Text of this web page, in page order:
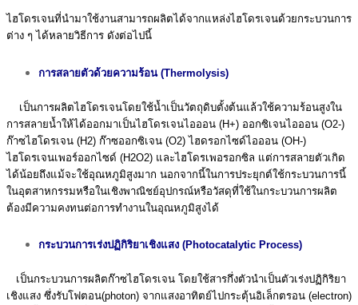
ไฮโดรเจนที่นำมาใช้งานสามารถผลิตได้จากแหล่งไฮโดรเจนด้วยกระบวนการ
ต่าง ๆ ได้หลายวิธีการ ดังต่อไปนี้
การสลายตัวด้วยความร้อน (Thermolysis)
เป็นการผลิตไฮโดรเจนโดยใช้น้ำเป็นวัตถุดิบตั้งต้นแล้วใช้ความร้อนสูงใน
การสลายน้ำให้ได้ออกมาเป็นไฮโดรเจนไอออน (H+) ออกซิเจนไอออน (O2-)
ก๊าซไฮโดรเจน (H2) ก๊าซออกซิเจน (O2) ไฮดรอกไซด์ไอออน (OH-)
ไฮโดรเจนเพอร์ออกไซด์ (H2O2) และไฮโดรเพอรอกซิล แต่การสลายตัวเกิด
ได้น้อยถึงแม้จะใช้อุณหภูมิสูงมาก นอกจากนี้ในการประยุกต์ใช้กระบวนการนี้
ในอุตสาหกรรมหรือในเชิงพาณิชย์อุปกรณ์หรือวัสดุที่ใช้ในกระบวนการผลิต
ต้องมีความคงทนต่อการทำงานในอุณหภูมิสูงได้
กระบวนการเร่งปฏิกิริยาเชิงแสง (Photocatalytic Process)
เป็นกระบวนการผลิตก๊าซไฮโดรเจน โดยใช้สารกึ่งตัวนำเป็นตัวเร่งปฏิกิริยา
เชิงแสง ซึ่งรับโฟตอน(photon) จากแสงอาทิตย์ไปกระตุ้นอิเล็กตรอน (electron)